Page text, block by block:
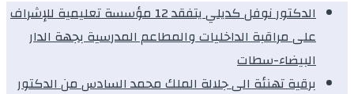
الدكتور نوفل كديلي يتفقد 12 مؤسسة تعليمية للإشراف
على مراقبة الداخليات والمطاعم المدرسية بجهة الدار
البيضاء-سطات
برقية تهنئة الى جلالة الملك محمد السادس من الدكتور